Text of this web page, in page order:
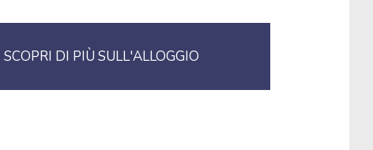
SCOPRI DI PIÙ SULL'ALLOGGIO